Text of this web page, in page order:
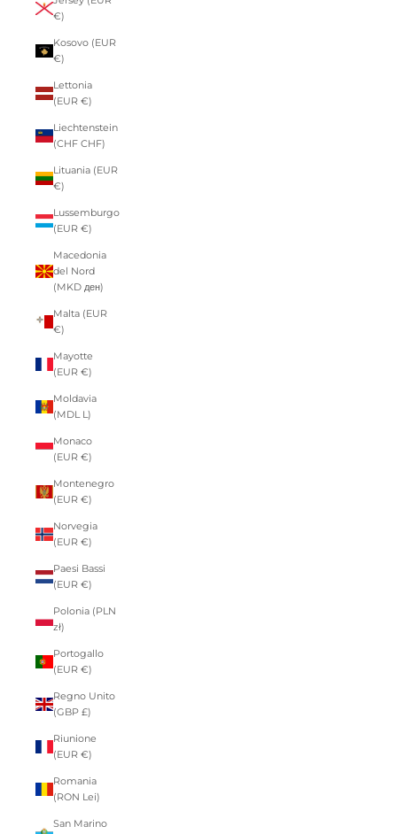
€)
Kosovo (EUR
€)
Lettonia
(EUR €)
Liechtenstein
(CHF CHF)
Lituania (EUR
€)
Lussemburgo
(EUR €)
Macedonia
del Nord
(MKD ден)
Malta (EUR
€)
Mayotte
(EUR €)
Moldavia
(MDL L)
Monaco
(EUR €)
Montenegro
(EUR €)
Norvegia
(EUR €)
Paesi Bassi
(EUR €)
Polonia (PLN
zł)
Portogallo
(EUR €)
Regno Unito
(GBP £)
Riunione
(EUR €)
Romania
(RON Lei)
San Marino